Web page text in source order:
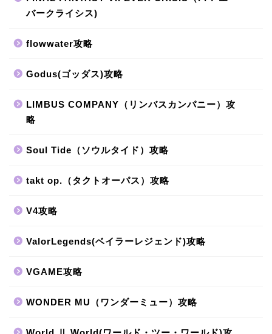
バークライシス)
flowwater攻略
Godus(ゴッダス)攻略
LIMBUS COMPANY（リンバスカンパニー）攻
略
Soul Tide（ソウルタイド）攻略
takt op.（タクトオーパス）攻略
V4攻略
ValorLegends(ベイラーレジェンド)攻略
VGAME攻略
WONDER MU（ワンダーミュー）攻略